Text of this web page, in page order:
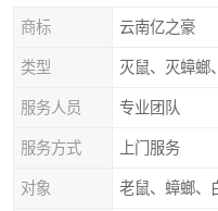
商标 云南亿之豪
类型 灭鼠、灭蟑螂
服务人员 专业团队
服务方式 上门服务
对象 老鼠、蟑螂、